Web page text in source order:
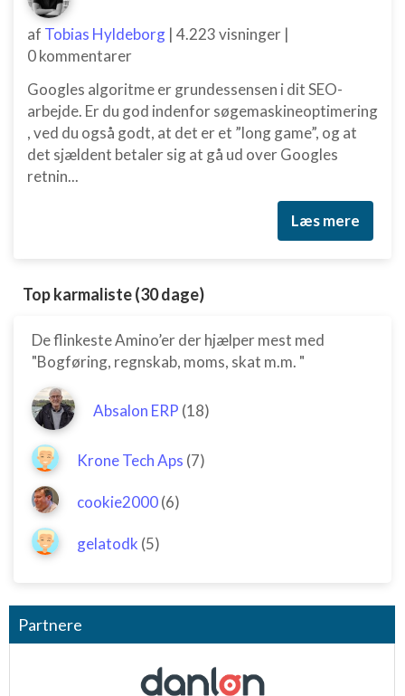
af Tobias Hyldeborg | 4.223 visninger |
0 kommentarer
Googles algoritme er grundessensen i dit SEO-
arbejde. Er du god indenfor søgemaskineoptimering
, ved du også godt, at det er et ”long game”, og at
det sjældent betaler sig at gå ud over Googles
retnin...
Læs mere
Top karmaliste (30 dage)
De flinkeste Amino’er der hjælper mest med
"Bogføring, regnskab, moms, skat m.m. "
Absalon ERP (18)
Krone Tech Aps (7)
cookie2000(6)
gelatodk (5)
Partnere